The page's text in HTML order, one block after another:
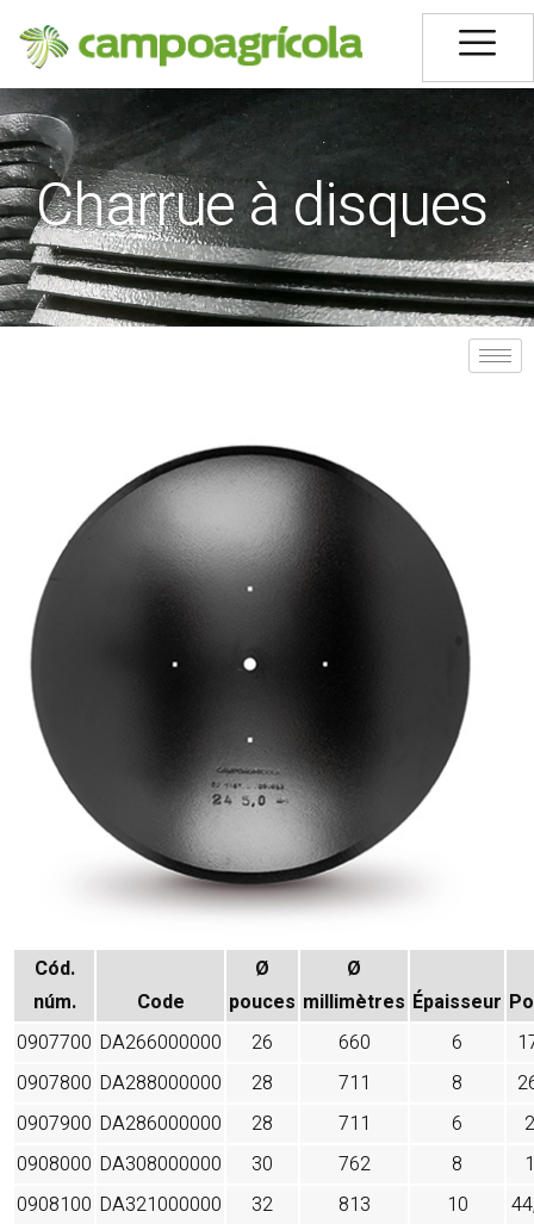
Charrue à disques
Cód.
núm.
Code
Ø
pouces
Ø
millimètres Épaisseur
0907700 DA266000000 26 660 6
0907800 DA288000000 28 711 8
0907900 DA286000000 28 711 6
0908000 DA308000000 30 762 8
0908100 DA321000000 32 813 10